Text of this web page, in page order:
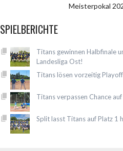
Meisterpokal
SPIELBERICHTE
Titans gewinnen Halbfinale
Landesliga Ost!
Titans lösen vorzeitig
Titans verpassen Chance
Split lasst Titans auf Platz 1